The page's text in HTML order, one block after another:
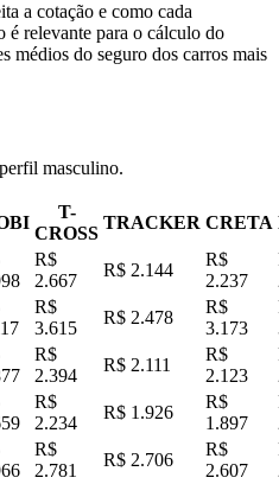
a cotação e como cada
é relevante para o cálculo do
médios do seguro dos carros mais
masculino.
T-
CROSS
TRACKER CRETA
R$
2.667
R$ 2.144
R$
2.237
R$
3.615
R$ 2.478
R$
3.173
R$
2.394
R$ 2.111
R$
2.123
R$
2.234
R$ 1.926
R$
1.897
R$
2.781
R$ 2.706
R$
2.607